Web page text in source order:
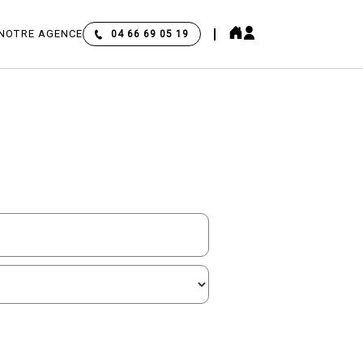
AGENCE 04 66 69 05 19